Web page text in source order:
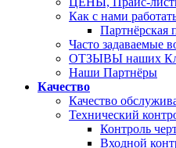
Как с нами
Часто задаваемые
ОТЗЫВЫ наших
Наши Партнёры
Качество
Качество
Технический
Контроль
Входной